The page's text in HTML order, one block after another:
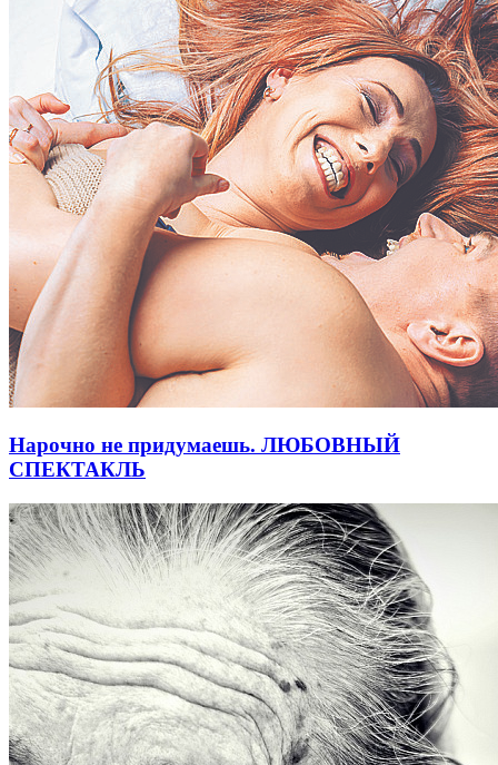
Нарочно не придумаешь. ЛЮБОВНЫЙ
СПЕКТАКЛЬ